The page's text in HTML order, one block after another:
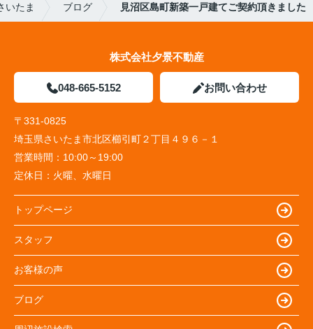
いたま ブログ 見沼区島町新築一戸建てご契約頂きました
株式会社夕景不動産
048-665-5152 お問い合わせ
〒331-0825
埼玉県さいたま市北区櫛引町２丁目４９６－１
営業時間： 10:00～19:00
定休日： 火曜、水曜日
トップページ
スタッフ
お客様の声
ブログ